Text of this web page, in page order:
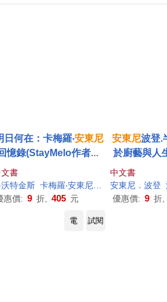
日何在：卡梅羅‧安東尼
憶錄(StayMelo作者親
書
沃特金斯 卡梅羅‧安東尼
李祖明
惠價: 9 折, 405 元
安東尼波登.
於廚藝與人
中文書
安東尼 ．波登
優惠價: 9 折,
電 試閱